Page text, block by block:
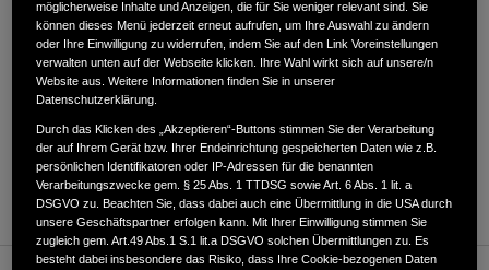
Stöckstraße 3,79364,Malterdingen
ANFAHRTSBESCHREIBUNG ANFORDERN
WEBSITE
möglicherweise Inhalte und Anzeigen, die für Sie weniger relevant sind. Sie
können dieses Menü jederzeit erneut aufrufen, um Ihre Auswahl zu ändern
oder Ihre Einwilligung zu widerrufen, indem Sie auf den Link Voreinstellungen
verwalten unten auf der Webseite klicken. Ihre Wahl wirkt sich auf unsere/n
Website aus. Weitere Informationen finden Sie in unserer
Datenschutzerklärung.
Durch das Klicken des „Akzeptieren“-Buttons stimmen Sie der Verarbeitung
der auf Ihrem Gerät bzw. Ihrer Endeinrichtung gespeicherten Daten wie z.B.
persönlichen Identifikatoren oder IP-Adressen für die benannten
Verarbeitungszwecke gem. § 25 Abs. 1 TTDSG sowie Art. 6 Abs. 1 lit. a
DSGVO zu. Beachten Sie, dass dabei auch eine Übermittlung in die USA durch
unsere Geschäftspartner erfolgen kann. Mit Ihrer Einwilligung stimmen Sie
zugleich gem. Art.49 Abs.1 S.1 lit.a DSGVO solchen Übermittlungen zu. Es
besteht dabei insbesondere das Risiko, dass Ihre Cookie-bezogenen Daten